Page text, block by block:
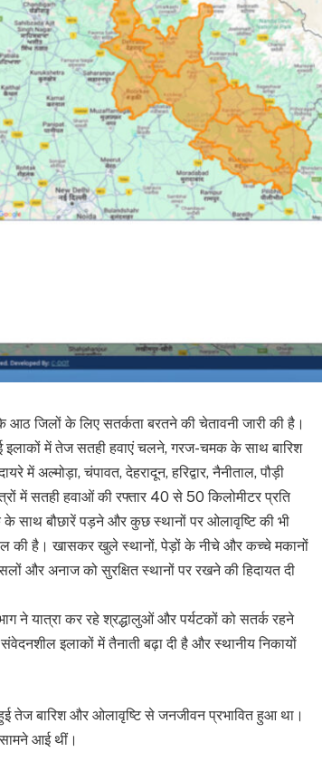
आठ जिलों के लिए सतर्कता बरतने की चेतावनी जारी की है।
इलाकों में तेज सतही हवाएं चलने, गरज-चमक के साथ बारिश
में अल्मोड़ा, चंपावत, देहरादून, हरिद्वार, नैनीताल, पौड़ी
में सतही हवाओं की रफ्तार 40 से 50 किलोमीटर प्रति
बौछारें पड़ने और कुछ स्थानों पर ओलावृष्टि की भी
की है। खासकर खुले स्थानों, पेड़ों के नीचे और कच्चे मकानों
और अनाज को सुरक्षित स्थानों पर रखने की हिदायत दी
ने यात्रा कर रहे श्रद्धालुओं और पर्यटकों को सतर्क रहने
इलाकों में तैनाती बढ़ा दी है और स्थानीय निकायों
तेज बारिश और ओलावृष्टि से जनजीवन प्रभावित हुआ था।
आई थीं।